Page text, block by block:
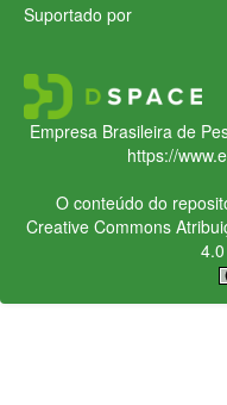
Suportado por
Empresa Brasileira de
https://
O conteúdo do
Creative Commons